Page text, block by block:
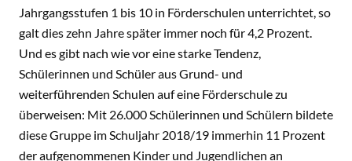
Jahrgangsstufen 1 bis 10 in Förderschulen unterrichtet, so
galt dies zehn Jahre später immer noch für 4,2 Prozent.
Und es gibt nach wie vor eine starke Tendenz,
Schülerinnen und Schüler aus Grund- und
weiterführenden Schulen auf eine Förderschule zu
überweisen: Mit 26.000 Schülerinnen und Schülern bildete
diese Gruppe im Schuljahr 2018/19 immerhin 11 Prozent
der aufgenommenen Kinder und Jugendlichen an